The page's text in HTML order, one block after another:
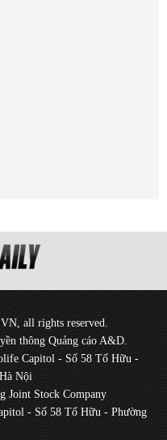
all rights reserved.
thông Quảng cáo A&D.
Capitol - Số 58 Tố Hữu -
Nội
Joint Stock Company
- Số 58 Tố Hữu - Phường